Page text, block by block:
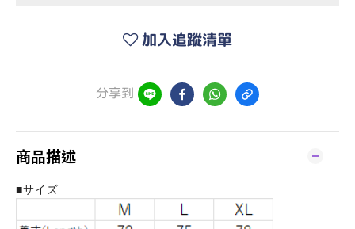
加入追蹤清單
分享到
商品描述
■サイズ